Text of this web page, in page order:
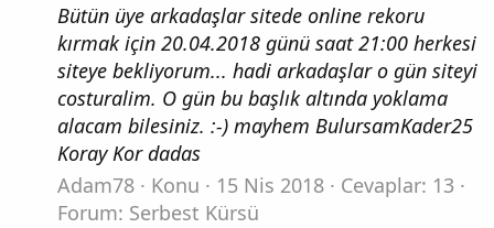
Bütün üye arkadaşlar sitede online rekoru
kırmak için 20.04.2018 günü saat 21:00 herkesi
siteye bekliyorum... hadi arkadaşlar o gün siteyi
costuralim. O gün bu başlık altında yoklama
alacam bilesiniz. :-) mayhem BulursamKader25
Koray Kor dadas
Adam78
Konu 15 Nis 2018
Cevaplar: 13
Forum: Serbest Kürsü